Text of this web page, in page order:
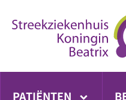
direct
PATIËNTEN